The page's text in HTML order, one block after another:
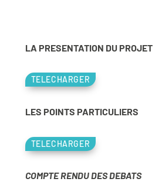
LA PRESENTATION DU PROJET
TELECHARGER
LES POINTS PARTICULIERS
TELECHARGER
COMPTE RENDU DES DEBATS